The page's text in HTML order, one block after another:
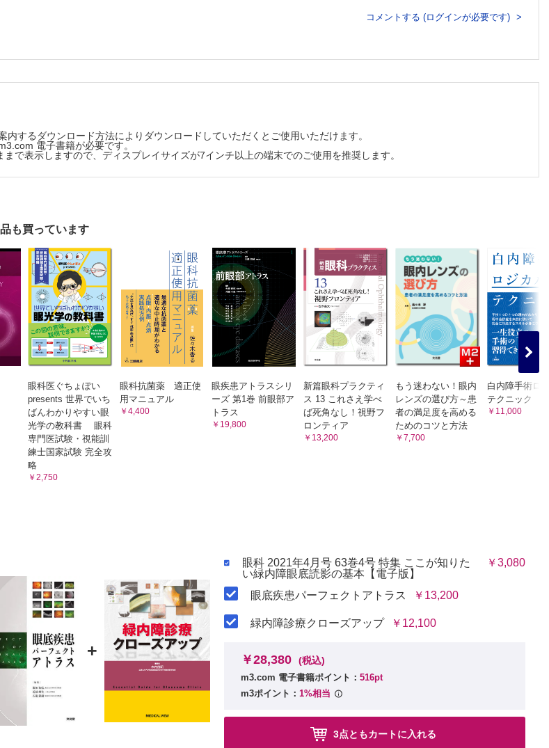
本アルコン)
みられた強膜の部分的な伸展
コメントする (ログインが必要です)
するダウンロード方法によりダウンロードしていただくとご使用いただけます。
電子書籍が必要です。
で表示しますので、ディスプレイサイズが7インチ以上の端末でのご使用を推奨します。
も買っています
眼科医ぐちょぽい
presents 世界でいち
ばんわかりやすい眼
光学の教科書 眼科
専門医試験・視能訓
練士国家試験 完全攻
略
￥2,750
眼科抗菌薬 適正使
用マニュアル
￥4,400
眼疾患アトラスシリ
ーズ 第1巻 前眼部ア
トラス
￥19,800
新篇眼科プラクティ
ス 13 これさえ学べ
ば死角なし！視野フ
ロンティア
￥13,200
もう迷わない！眼内
レンズの選び方～患
者の満足度を高める
ためのコツと方法
￥7,700
白内障手術ロ
テクニック
￥11,000
+
眼科 2021年4月号 63巻4号 特集 ここが知りた
い緑内障眼底読影の基本【電子版】
￥3,080
眼底疾患パーフェクトアトラス ￥13,200
緑内障診療クローズアップ ￥12,100
￥28,380 (税込)
m3.com 電子書籍ポイント： 516pt
m3ポイント： 1%相当
3点ともカートに入れる